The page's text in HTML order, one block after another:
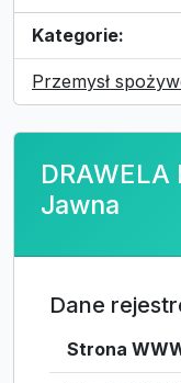
Kategorie:
Przemysł
DRAWELA
Jawna
Dane
Strona